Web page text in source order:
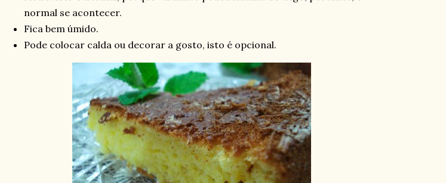
normal se acontecer.
Fica bem úmido.
Pode colocar calda ou decorar a gosto, isto é opcional.